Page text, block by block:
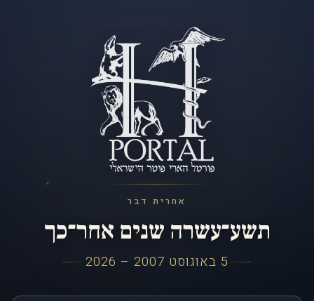
אחרית דבר
תשע־עשרה שנים אחר־כך
5 באוגוסט 2007 – 2026